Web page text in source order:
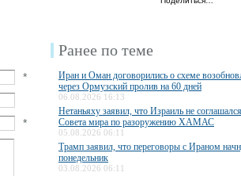
*
*
Ранее по теме
Иран и Оман договорились о схеме
через Ормузский пролив на 60 дней
06.08.2026 16:13
Нетаньяху заявил, что Израиль не
Совета мира по разоружению ХАМАС
05.08.2026 06:11
Трамп заявил, что переговоры с Ираном
понедельник
03.08.2026 06:11